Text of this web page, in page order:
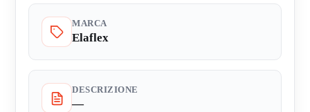
MARCA
Elaflex
DESCRIZIONE
—